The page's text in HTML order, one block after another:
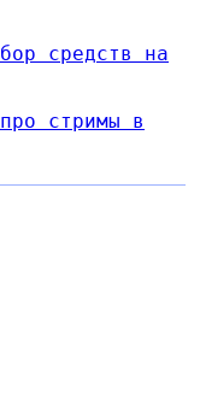
средств на
стримы в